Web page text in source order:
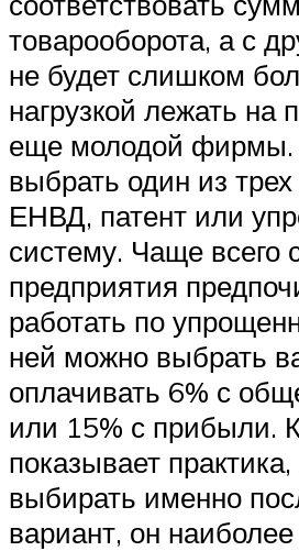
товарооборота, а с
не будет слишком
нагрузкой лежать на
еще молодой
выбрать один из
ЕНВД, патент или
систему. Чаще всего
предприятия
работать по
ней можно выбрать
оплачивать 6% с
или 15% с прибыли.
показывает
выбирать именно
вариант, он